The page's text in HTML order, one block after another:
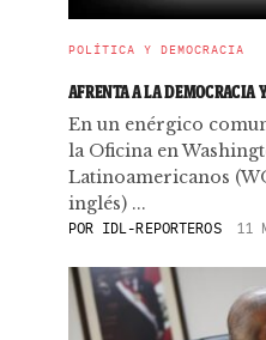
POLÍTICA Y DEMOCRACIA
AFRENTA A LA DEMOCRACIA
En un enérgico
la Oficina en
Latinoamericanos
inglés) ...
POR IDL-REPORTEROS 11